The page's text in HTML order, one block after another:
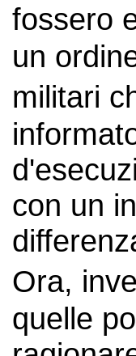
fossero
un
militari
con un
Ora,
quelle